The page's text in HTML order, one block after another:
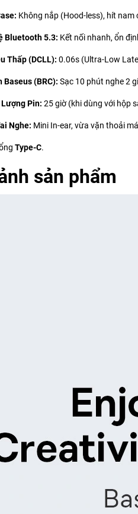
Không nắp (Hood-less), hít nam
Bluetooth 5.3: Kết nối nhanh, ổn
Thấp (DCLL): 0.06s (Ultra-Low
Baseus (BRC): Sạc 10 phút nghe 2
Pin: 25 giờ (khi dùng với hộp
Nghe: Mini In-ear, vừa vặn thoải
Type-C.
sản phẩm